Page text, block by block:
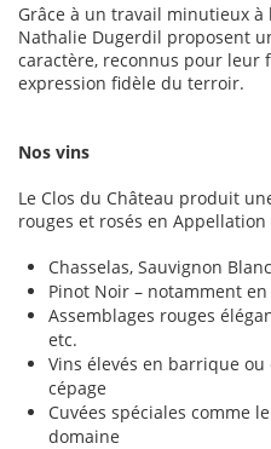
Grâce à un travail minutieux à
Nathalie Dugerdil proposent
caractère, reconnus pour leur
expression fidèle du terroir.
Nos vins
Le Clos du Château produit
rouges et rosés en Appellation
Chasselas, Sauvignon
Pinot Noir – notamment
Assemblages rouges
etc.
Vins élevés en barrique
cépage
Cuvées spéciales comme
domaine